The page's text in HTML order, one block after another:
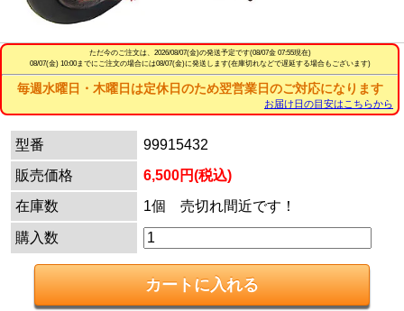
ただ今のご注文は、 2026/08/07(金)の発送予定です(08/07金 07:55現在)
08/07(金) 10:00までにご注文の場合には08/07(金)に発送します(在庫切れなどで遅延する場合もございます)
毎週水曜日・木曜日は定休日のため翌営業日のご対応になります
お届け日の目安はこちらから
型番
99915432
販売価格
6,500円(税込)
在庫数
1個 売切れ間近です！
購入数